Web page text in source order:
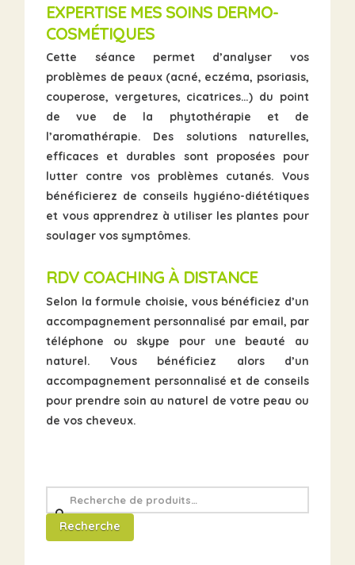
EXPERTISE MES SOINS DERMO-
COSMÉTIQUES
Cette séance permet d’analyser vos
problèmes de peaux (acné, eczéma, psoriasis,
couperose, vergetures, cicatrices…) du point
de vue de la phytothérapie et de
l’aromathérapie. Des solutions naturelles,
efficaces et durables sont proposées pour
lutter contre vos problèmes cutanés. Vous
bénéficierez de conseils hygiéno-diététiques
et vous apprendrez à utiliser les plantes pour
soulager vos symptômes.
RDV COACHING À DISTANCE
Selon la formule choisie, vous bénéficiez d’un
accompagnement personnalisé par email, par
téléphone ou skype pour une beauté au
naturel. Vous bénéficiez alors d’un
accompagnement personnalisé et de conseils
pour prendre soin au naturel de votre peau ou
de vos cheveux.
Recherche
pour
Recherche